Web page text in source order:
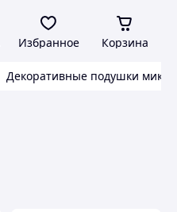
Избранное Корзина
Декоративные подушки микс